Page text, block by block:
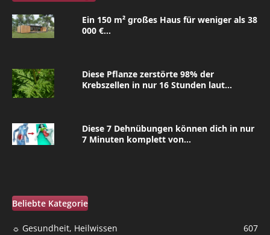
Ein 150 m² großes Haus für weniger als 38
000 €...
Diese Pflanze zerstörte 98% der
Krebszellen in nur 16 Stunden laut...
Diese 7 Dehnübungen können dich in nur
7 Minuten komplett von...
Beliebte Kategorie
☼ Gesundheit, Heilwissen
607